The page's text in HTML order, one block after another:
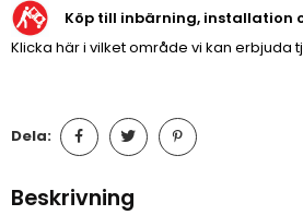
Köp till inbärning, installation
Klicka här i vilket område vi kan erbjuda
Dela:
Beskrivning